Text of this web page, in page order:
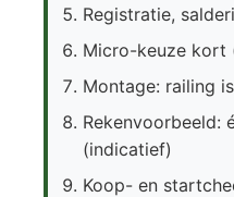
Registratie,
Micro-keuze kort
Montage: railing
Rekenvoorbeeld:
(indicatief)
Koop- en